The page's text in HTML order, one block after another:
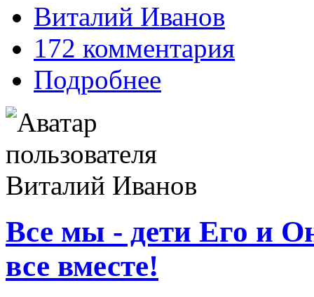
Виталий Иванов
172 комментария
Подробнее
Все мы - дети Его и
все вместе!